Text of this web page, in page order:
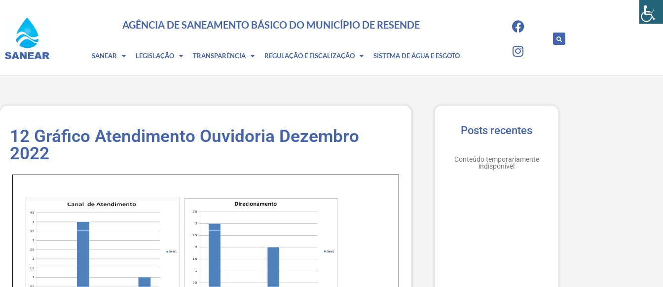
AGÊNCIA DE SANEAMENTO BÁSICO DO MUNICÍPIO DE RESENDE
SANEAR LEGISLAÇÃO TRANSPARÊNCIA REGULAÇÃO E FISCALIZAÇÃO SISTEMA DE ÁGUA E ESGOTO
12 Gráfico Atendimento Ouvidoria Dezembro
2022
Posts recentes
Conteúdo temporariamente
indisponível